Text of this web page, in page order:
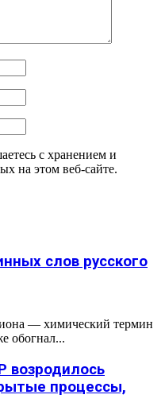
с хранением и
на этом веб-сайте.
слов русского
— химический термин
обогнал...
возродилось
процессы,